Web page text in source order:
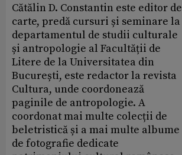
Cătălin D. Constantin este editor de
carte, predă cursuri și seminare la
departamentul de studii culturale
și antropologie al Facultății de
Litere de la Universitatea din
București, este redactor la revista
Cultura, unde coordonează
paginile de antropologie. A
coordonat mai multe colecții de
beletristică și a mai multe albume
de fotografie dedicate